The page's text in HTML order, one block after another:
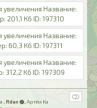
Rdan Артём Ка